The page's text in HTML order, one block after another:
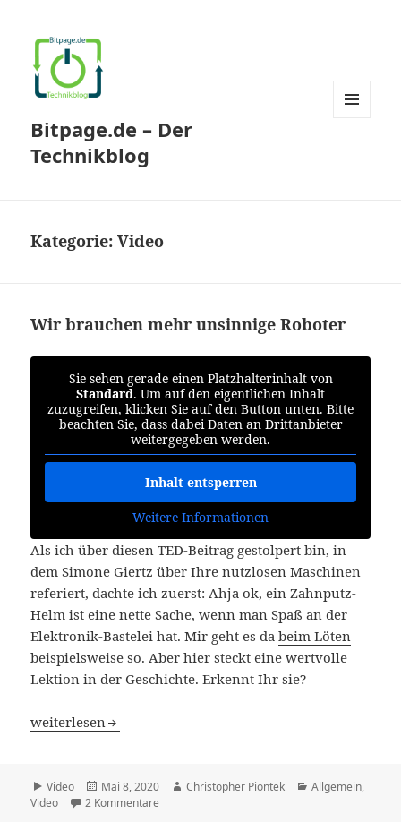
Bitpage.de – Der
Technikblog
Kategorie:Video
Wir brauchen mehr unsinnige Roboter
Sie sehen gerade einen Platzhalterinhalt von
Standard. Um auf den eigentlichen Inhalt
zuzugreifen, klicken Sie auf den Button unten. Bitte
beachten Sie, dass dabei Daten an Drittanbieter
weitergegeben werden.
Inhalt entsperren
Weitere Informationen
Als ich über diesen TED-Beitrag gestolpert bin, in
dem Simone Giertz über Ihre nutzlosen Maschinen
referiert, dachte ich zuerst: Ahja ok, ein Zahnputz-
Helm ist eine nette Sache, wenn man Spaß an der
Elektronik-Bastelei hat. Mir geht es dabeim Löten
beispielsweise so. Aber hier steckt eine wertvolle
Lektion in der Geschichte. Erkennt Ihr sie?
Wir brauchen mehr unsinnige Roboter
weiterlesen
Format
Video
Veröffentlicht
am
Mai 8, 2020 Autor
Christopher Piontek Kategorien
Allgemein,
Video
2 Kommentare